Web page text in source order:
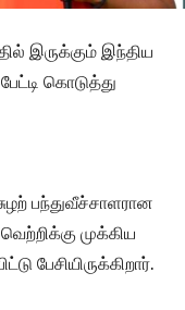
இருக்கும் இந்திய
கொடுத்து
பந்துவீச்சாளரான
முக்கிய
பேசியிருக்கிறார்.